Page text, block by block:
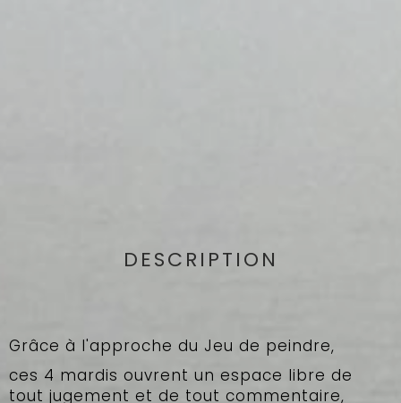
DESCRIPTION
Grâce à l'approche du Jeu de peindre,
ces 4 mardis ouvrent un espace libre de
tout jugement et de tout commentaire,